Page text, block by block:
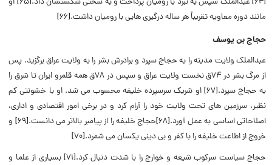
مانند دوره معاویه تقریباً هر ساله درگیری هایی با رومیان داشت.[۶۶]
حجاج بن یوسف
عبدالملک ولایت مدینه را به حجاج سپرد و برادرش بشر را به ولایت عراق برگزید. پس
از مرگ بشر در ۷۴ق نخست ولایت عراق و سپس در ۷۸ق همه قلمرو ایران تا شرق را
به حجاج سپرد.[۶۷] او شریک سرسپرده خلیفه محسوب می شد.
او با خشونتی کم
نظیر، سرزمین های تحت ولایت خود را آرام کرد و در برخی امور اقتصادی و اداری،
اصلاحاتی اساسی به عمل آورد.[۶۸]
حجاج خلیفه را از پیامبر بالاتر می دانست.[۶۹] و
خروج از اطاعت خلیفه را با کفر و بی دینی یکسان می شمرد.[۷۰]
حجاج سیاست سرکوب شیعه و خوارج را با شدت دنبال کرد.[۷۱] بسیاری از علما و